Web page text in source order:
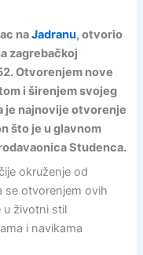
naJadranu, otvorio
zagrebačkoj
Otvorenjem nove
i širenjem svojeg
je najnovije otvorenje
što je u glavnom
Studenca.
okruženje od
se otvorenjem ovih
u životni stil
i navikama